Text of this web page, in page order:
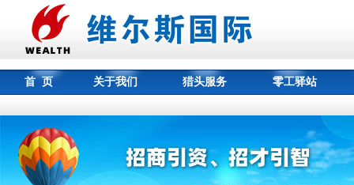
首 页 关于我们 猎头服务 零工驿站